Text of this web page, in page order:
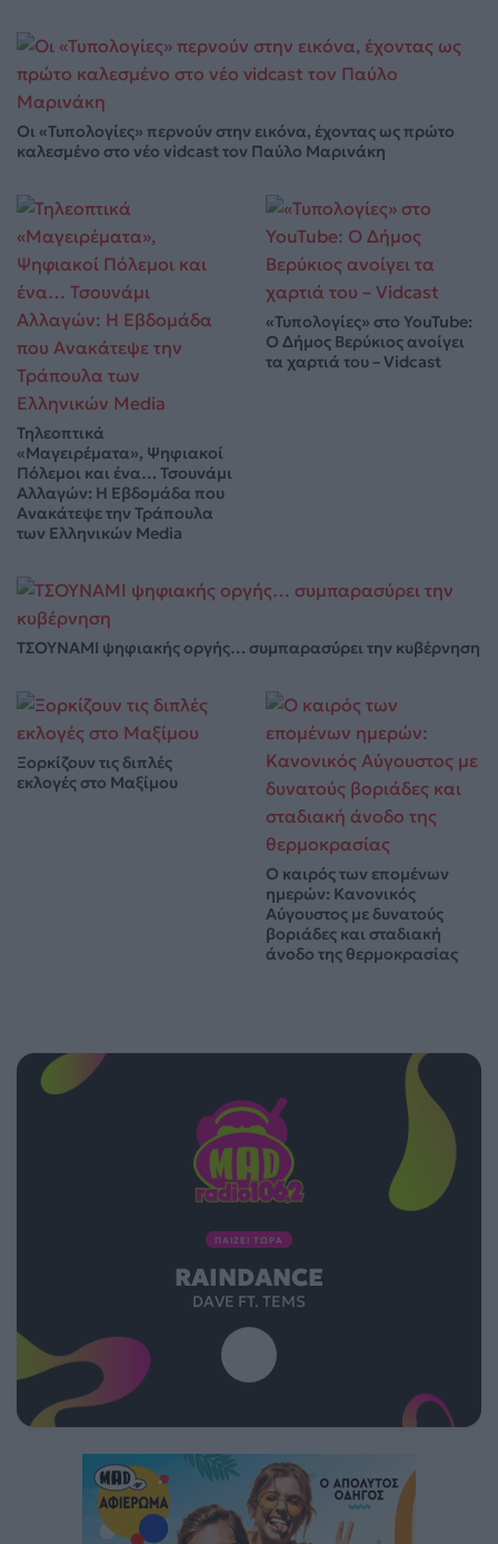
Οι «Τυπολογίες» περνούν στην εικόνα, έχοντας ως πρώτο
καλεσμένο στο νέο vidcast τον Παύλο Μαρινάκη
Τηλεοπτικά
«Μαγειρέματα», Ψηφιακοί
Πόλεμοι και ένα… Τσουνάμι
Αλλαγών: Η Εβδομάδα που
Ανακάτεψε την Τράπουλα
των Ελληνικών Media
«Τυπολογίες» στο YouTube:
Ο Δήμος Βερύκιος ανοίγει
τα χαρτιά του – Vidcast
ΤΣΟΥΝΑΜΙ ψηφιακής οργής… συμπαρασύρει την κυβέρνηση
Ξορκίζουν τις διπλές
εκλογές στο Μαξίμου
Ο καιρός των επομένων
ημερών: Κανονικός
Αύγουστος με δυνατούς
βοριάδες και σταδιακή
άνοδο της θερμοκρασίας
ΠΑΙΖΕΙ ΤΩΡΑ
RAINDANCE
DAVE FT. TEMS